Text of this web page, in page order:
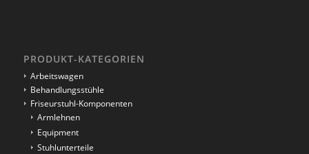
PRODUKT-KATEGORIEN
Arbeitswagen
Behandlungsstühle
Friseurstuhl-Komponenten
Armlehnen
Equipment
Stuhlunterteile